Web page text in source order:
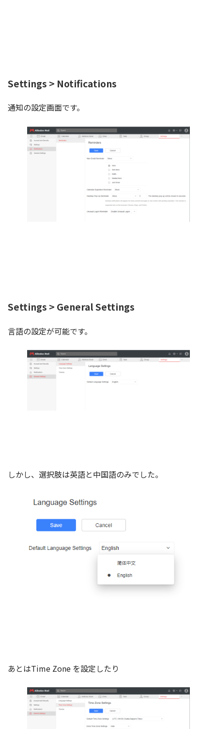
Settings > Notifications
通知の設定画面です。
Settings > General Settings
言語の設定が可能です。
しかし、選択肢は英語と中国語のみでした。
あとはTime Zone を設定したり